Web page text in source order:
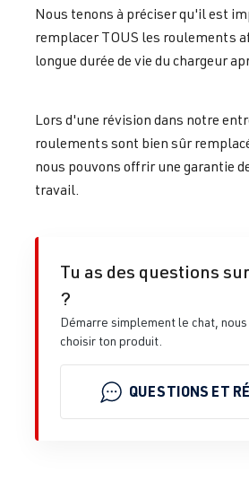
Nous tenons à préciser qu'il est
remplacer TOUS les roulements
longue durée de vie du chargeur
Lors d'une révision dans notre
roulements sont bien sûr
nous pouvons offrir une garantie
travail.
Tu as des questions
?
Démarre simplement le chat,
choisir ton produit.
QUESTIONS ET